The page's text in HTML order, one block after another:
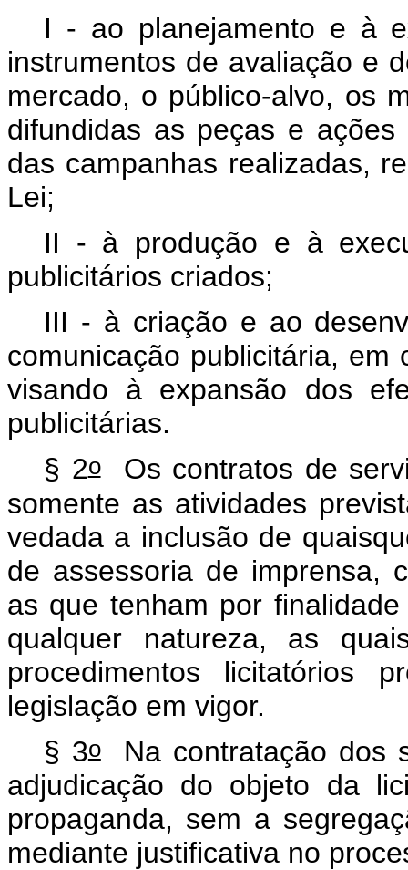
I - ao planejamento e à
instrumentos de avaliação e
mercado, o público-alvo, os
difundidas as peças e
das campanhas realizadas,
Lei;
II - à produção e à
publicitários criados;
III - à criação e ao
comunicação publicitária, em
visando à expansão dos
publicitárias.
§ 2oOs contratos de
somente as atividades
vedada a inclusão de
de assessoria de imprensa,
as que tenham por
qualquer natureza, as
procedimentos licitatórios
legislação em vigor.
§ 3oNa contratação dos
adjudicação do objeto da
propaganda, sem a
mediante justificativa no